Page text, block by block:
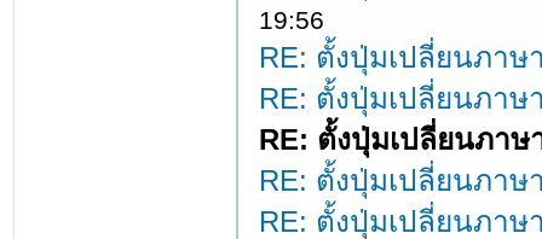
19:56
RE: ตั้งปุ่มเปลี่ยนภาษ
RE: ตั้งปุ่มเปลี่ยนภาษ
RE: ตั้งปุ่มเปลี่ยนภาษ
RE: ตั้งปุ่มเปลี่ยนภาษ
RE: ตั้งปุ่มเปลี่ยนภาษ